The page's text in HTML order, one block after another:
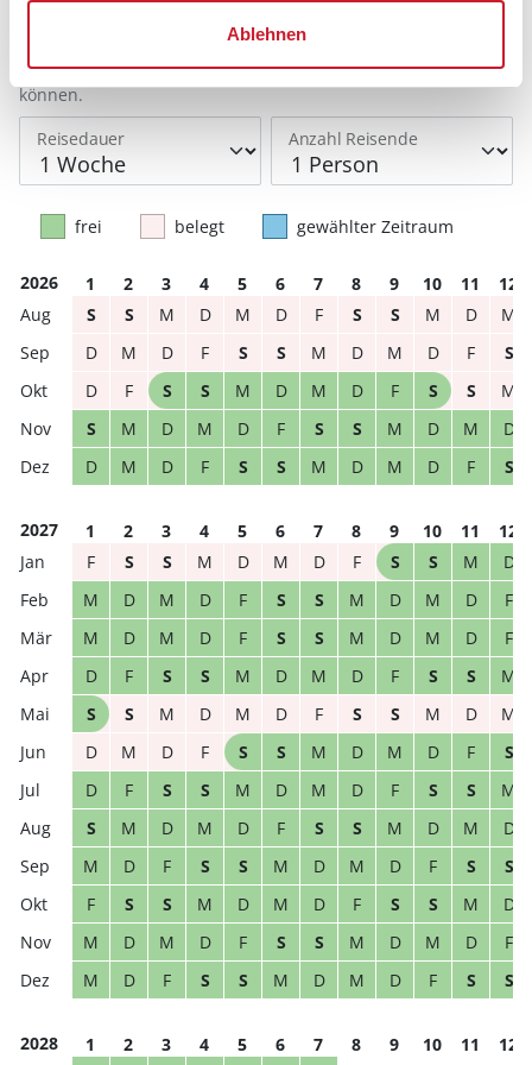
Ablehnen
Reisedauer Anzahl Reisende
Reisezeitraumes auch Änderungen bei der
Hausbeschreibung und/oder der Ausstattung ergeben
können.
frei belegt gewählter Zeitraum
2026 1 2 3 4 5 6 7 8 9 10 11
12
S
S M D M D F S S M D
M
D
M D F S S M D M D F
S
D
F S S M D M D F S S
M
S
M D M D F S S M D M
D
D
M D F S S M D M D F S
2027 1 2 3 4 5 6 7 8 9 10 11
12
F
S S M D M D F S S M
D
M
D M D F S S M D M D
F
M
D M D F S S M D M D
F
D
F S S M D M D F S S
M
S
S M D M D F S S M D
M
D
M D F S S M D M D F
S
D
F S S M D M D F S S
M
S
M D M D F S S M D M
D
M
D F S S M D M D F S
S
F
S S M D M D F S S M
D
M
D M D F S S M D M D
F
M
D F S S M D M D F S S
2028 1 2 3 4 5 6 7 8 9 10 11
12